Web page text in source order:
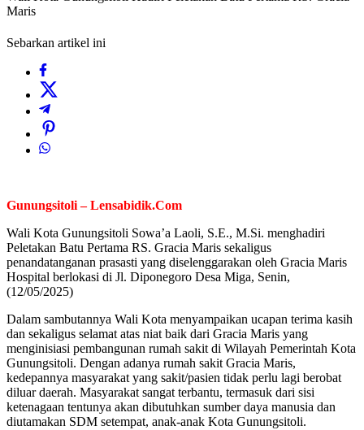
Maris
Sebarkan artikel ini
Gunungsitoli – Lensabidik.Com
Wali Kota Gunungsitoli Sowa’a Laoli, S.E., M.Si. menghadiri
Peletakan Batu Pertama RS. Gracia Maris sekaligus
penandatanganan prasasti yang diselenggarakan oleh Gracia Maris
Hospital berlokasi di Jl. Diponegoro Desa Miga, Senin,
(12/05/2025)
Dalam sambutannya Wali Kota menyampaikan ucapan terima kasih
dan sekaligus selamat atas niat baik dari Gracia Maris yang
menginisiasi pembangunan rumah sakit di Wilayah Pemerintah Kota
Gunungsitoli. Dengan adanya rumah sakit Gracia Maris,
kedepannya masyarakat yang sakit/pasien tidak perlu lagi berobat
diluar daerah. Masyarakat sangat terbantu, termasuk dari sisi
ketenagaan tentunya akan dibutuhkan sumber daya manusia dan
diutamakan SDM setempat, anak-anak Kota Gunungsitoli.